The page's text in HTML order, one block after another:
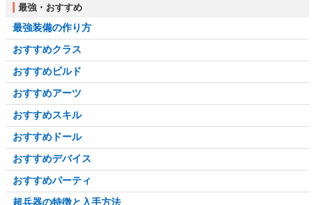
最強・おすすめ
最強装備の作り方
おすすめクラス
おすすめビルド
おすすめアーツ
おすすめスキル
おすすめドール
おすすめデバイス
おすすめパーティ
超兵器の特徴と入手方法